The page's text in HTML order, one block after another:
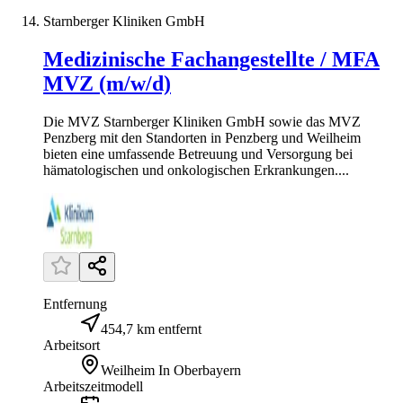
Starnberger Kliniken GmbH
Medizinische Fachangestellte / MFA
MVZ (m/w/d)
Die MVZ Starnberger Kliniken GmbH sowie das MVZ
Penzberg mit den Standorten in Penzberg und Weilheim
bieten eine umfassende Betreuung und Versorgung bei
hämatologischen und onkologischen Erkrankungen....
Entfernung
454,7 km entfernt
Arbeitsort
Weilheim In Oberbayern
Arbeitszeitmodell